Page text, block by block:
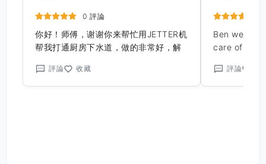
0 評論
你好！师傅，谢谢你来帮忙用JETTER机
帮我打通厨房下水道，做的非常好，解
棒了，谢谢你师傅。
評論 收藏
Ben went
care of my
solver. We
評論